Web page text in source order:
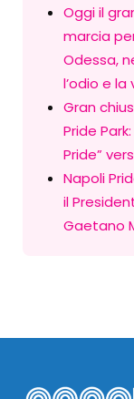
Oggi il
marcia
Odessa,
l’odio e la
Gran
Pride
Pride”
Napoli
il
Gaetano